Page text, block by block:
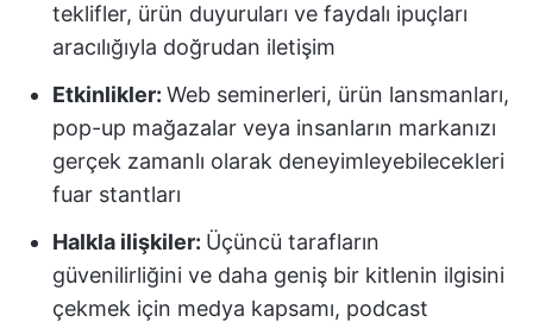
teklifler, ürün duyuruları ve faydalı ipuçları
aracılığıyla doğrudan iletişim
Etkinlikler: Web seminerleri, ürün lansmanları,
pop-up mağazalar veya insanların markanızı
gerçek zamanlı olarak deneyimleyebilecekleri
fuar stantları
Halkla ilişkiler: Üçüncü tarafların
güvenilirliğini ve daha geniş bir kitlenin ilgisini
çekmek için medya kapsamı, podcast